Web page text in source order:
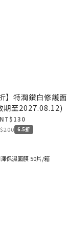
】特潤鑽白修護面
期至2027.08.12)
NT$130
6.5折